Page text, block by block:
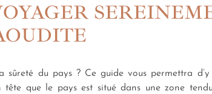
sûreté du pays ? Ce guide vous permettra
que le pays est situé dans une zone